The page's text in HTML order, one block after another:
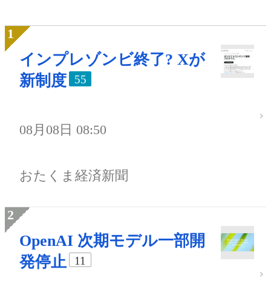
インプレゾンビ終了? Xが
新制度
55
08月08日 08:50
おたくま経済新聞
OpenAI 次期モデル一部開
発停止
11